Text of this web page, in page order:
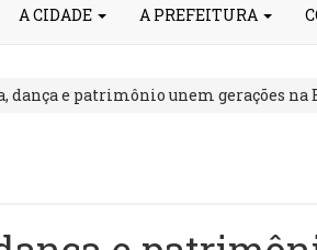
A CIDADE A PREFEITURA
dança e patrimônio unem gerações